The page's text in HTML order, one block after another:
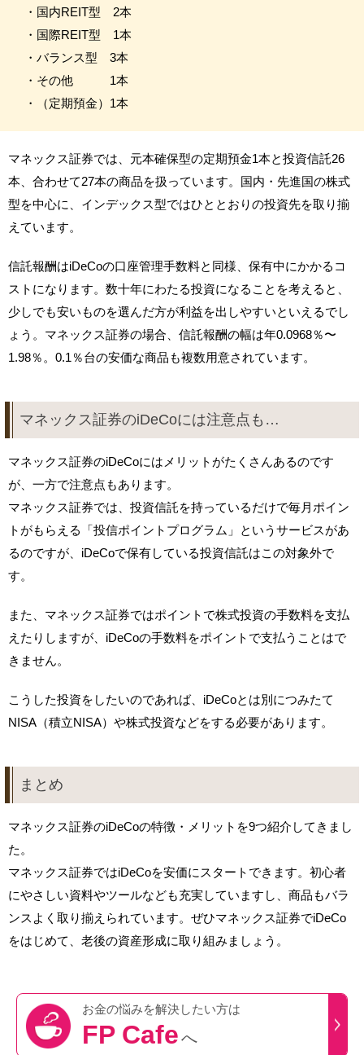
・国内REIT型 2本
・国際REIT型 1本
・バランス型 3本
・その他 1本
・（定期預金）1本
マネックス証券では、元本確保型の定期預金1本と投資信託26
本、合わせて27本の商品を扱っています。国内・先進国の株式
型を中心に、インデックス型ではひととおりの投資先を取り揃
えています。
信託報酬はiDeCoの口座管理手数料と同様、保有中にかかるコ
ストになります。数十年にわたる投資になることを考えると、
少しでも安いものを選んだ方が利益を出しやすいといえるでし
ょう。マネックス証券の場合、信託報酬の幅は年0.0968％〜
1.98％。0.1％台の安価な商品も複数用意されています。
マネックス証券のiDeCoには注意点も…
マネックス証券のiDeCoにはメリットがたくさんあるのです
が、一方で注意点もあります。
マネックス証券では、投資信託を持っているだけで毎月ポイン
トがもらえる「投信ポイントプログラム」というサービスがあ
るのですが、iDeCoで保有している投資信託はこの対象外で
す。
また、マネックス証券ではポイントで株式投資の手数料を支払
えたりしますが、iDeCoの手数料をポイントで支払うことはで
きません。
こうした投資をしたいのであれば、iDeCoとは別につみたて
NISA（積立NISA）や株式投資などをする必要があります。
まとめ
マネックス証券のiDeCoの特徴・メリットを9つ紹介してきまし
た。
マネックス証券ではiDeCoを安価にスタートできます。初心者
にやさしい資料やツールなども充実していますし、商品もバラ
ンスよく取り揃えられています。ぜひマネックス証券でiDeCo
をはじめて、老後の資産形成に取り組みましょう。
お金の悩みを解決したい方は
FP Cafeへ